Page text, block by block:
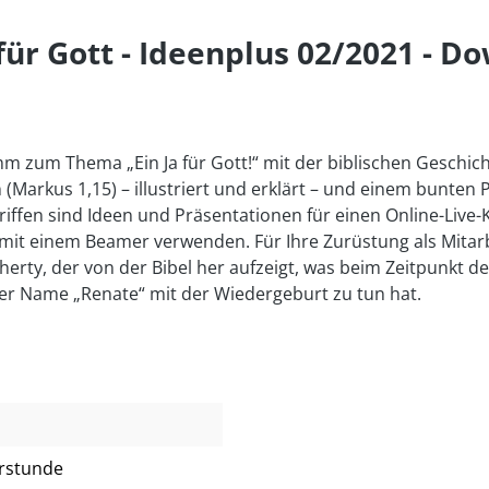
Gott - Ideenplus 02/2021 -
Thema „Ein Ja für Gott!“ mit der biblischen
1,15) – illustriert und erklärt – und einem
sind Ideen und Präsentationen für einen Online-
einem Beamer verwenden. Für Ihre Zurüstung als
der von der Bibel her aufzeigt, was beim Zeitpunkt
Name „Renate“ mit der Wiedergeburt zu tun hat.